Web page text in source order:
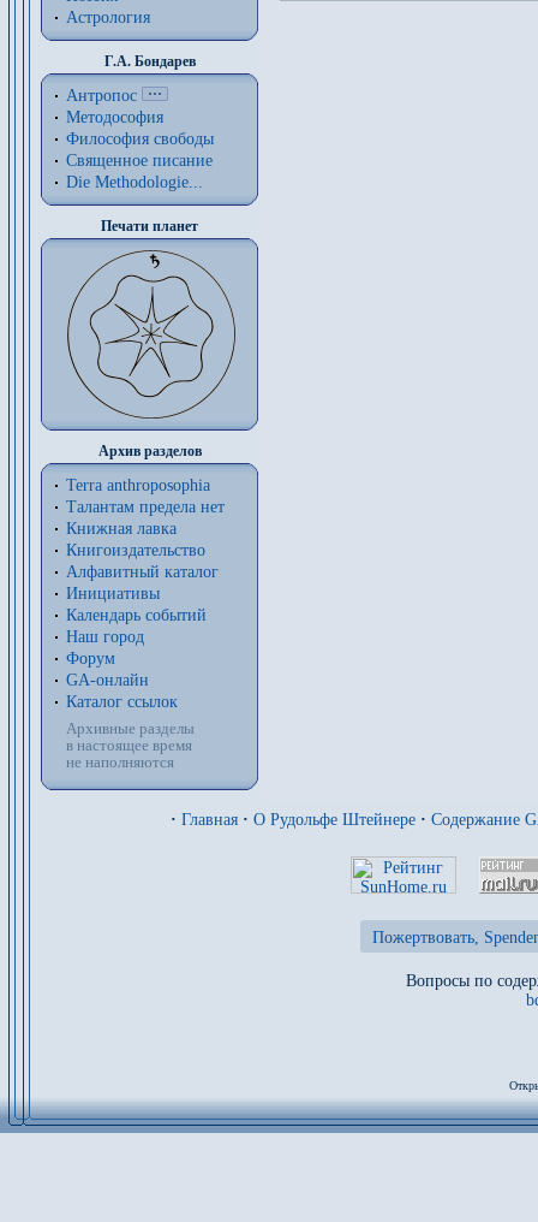
Астрология
Г.А. Бондарев
Антропос
Методософия
Философия cвободы
Священное писание
Die Methodologie...
Печати планет
Архив разделов
Terra anthroposophia
Талантам предела нет
Книжная лавка
Книгоиздательство
Алфавитный каталог
Инициативы
Календарь событий
Наш город
Форум
GA-онлайн
Каталог ссылок
Архивные разделы
в настоящее время
не наполняются
· Главная · О Рудольфе Штейнере · Содержание
Пожертвовать,
Вопросы по